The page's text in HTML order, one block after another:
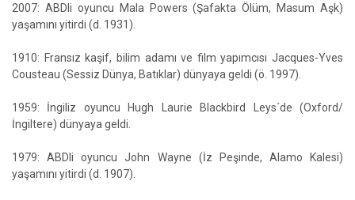
2007: ABDli oyuncu Mala Powers (Şafakta Ölüm, Masum Aşk)
yaşamını yitirdi (d. 1931).
1910: Fransız kaşif, bilim adamı ve film yapımcısı Jacques-Yves
Cousteau (Sessiz Dünya, Batıklar) dünyaya geldi (ö. 1997).
1959: İngiliz oyuncu Hugh Laurie Blackbird Leys´de (Oxford/
İngiltere) dünyaya geldi.
1979: ABDli oyuncu John Wayne (İz Peşinde, Alamo Kalesi)
yaşamını yitirdi (d. 1907).